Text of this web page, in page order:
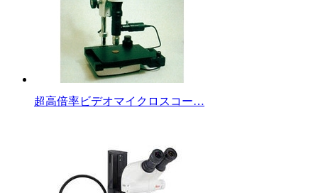
超高倍率ビデオマイクロスコー…